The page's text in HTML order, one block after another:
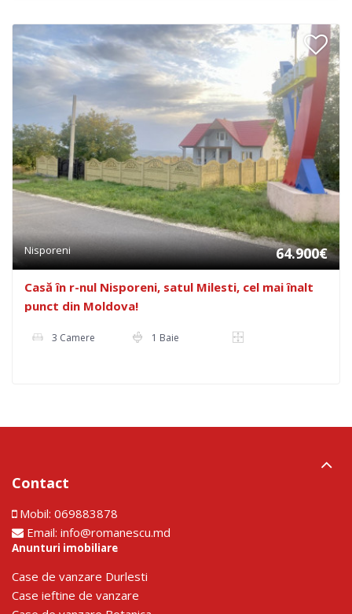
Nisporeni 64.900€
Casă în r-nul Nisporeni, satul Milesti, cel mai înalt
punct din Moldova!
3 Camere 1 Baie
Contact
Mobil: 069883878
Email: info@romanescu.md
Anunturi imobiliare
Сase de vanzare Durlesti
Сase ieftine de vanzare